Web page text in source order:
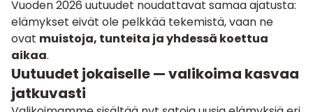
Vuoden 2026 uutuudet noudattavat samaa ajatusta:
elämykset eivät ole pelkkää tekemistä, vaan ne
ovat muistoja, tunteita ja yhdessä koettua
aikaa.
Uutuudet jokaiselle — valikoima kasvaa
jatkuvasti